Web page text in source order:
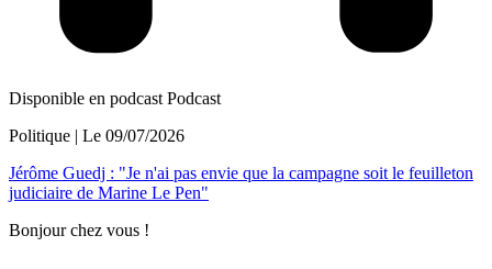
Disponible en podcast Podcast
Politique | Le 09/07/2026
Jérôme Guedj : "Je n'ai pas envie que la campagne soit le feuilleton
judiciaire de Marine Le Pen"
Bonjour chez vous !